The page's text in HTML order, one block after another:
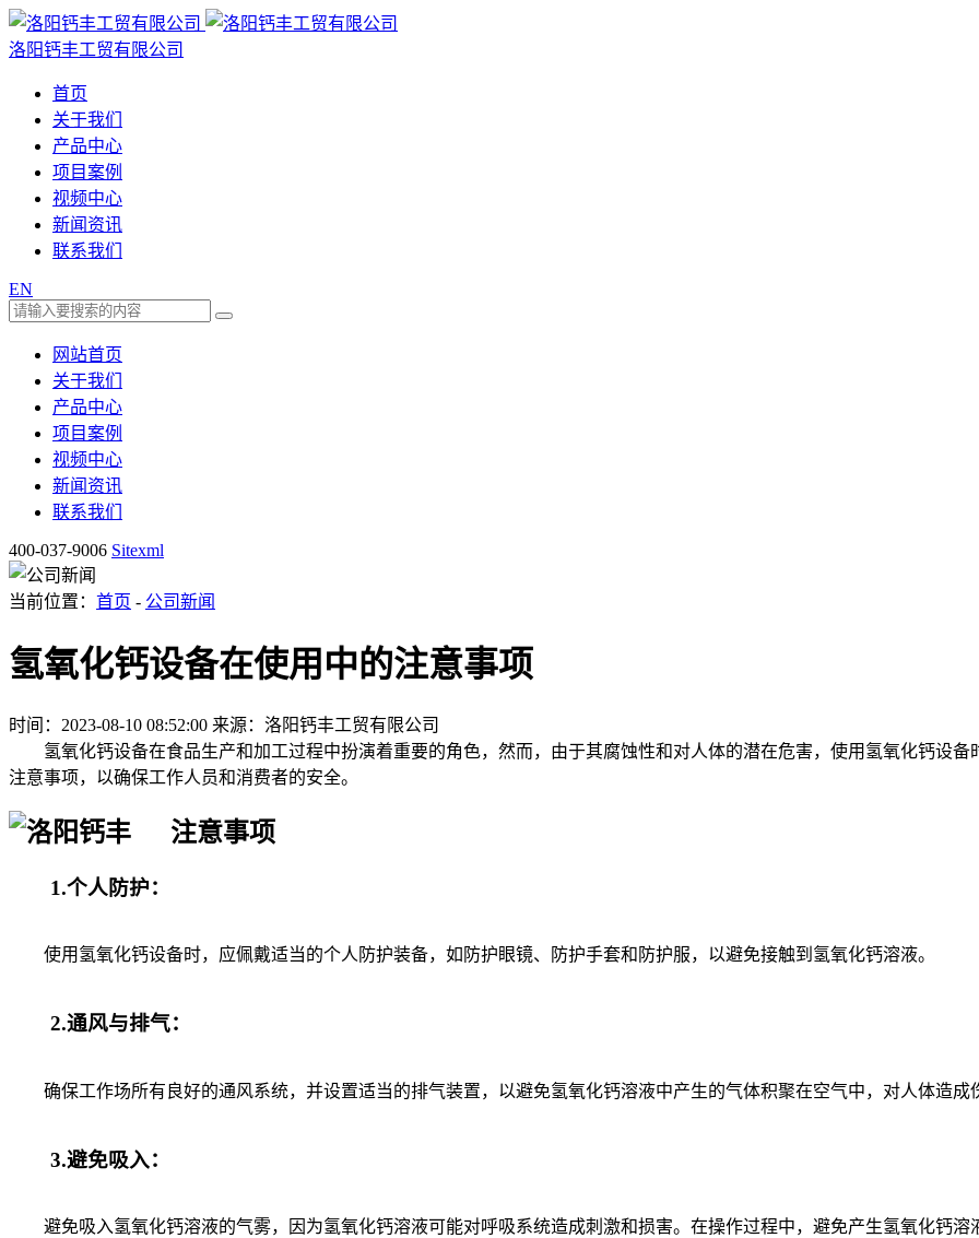
洛阳钙丰工贸有限公司
首页
关于我们
产品中心
项目案例
视频中心
新闻资讯
联系我们
EN
网站首页
关于我们
产品中心
项目案例
视频中心
新闻资讯
联系我们
400-037-9006 Sitexml
当前位置： 首页 - 公司新闻
氢氧化钙设备在使用中的注意事项
时间：2023-08-10 08:52:00 来源：洛阳钙丰工贸有限公司
氢氧化钙设备在食品生产和加工过程中扮演着重要的角色，然而，由于其腐蚀性和对人体的潜在危害，使用氢氧化钙设备
注意事项，以确保工作人员和消费者的安全。
注意事项
1.个人防护：
使用氢氧化钙设备时，应佩戴适当的个人防护装备，如防护眼镜、防护手套和防护服，以避免接触到氢氧化钙溶液。
2.通风与排气：
确保工作场所有良好的通风系统，并设置适当的排气装置，以避免氢氧化钙溶液中产生的气体积聚在空气中，对人体造成
3.避免吸入：
避免吸入氢氧化钙溶液的气雾，因为氢氧化钙溶液可能对呼吸系统造成刺激和损害。在操作过程中，避免产生氢氧化钙溶